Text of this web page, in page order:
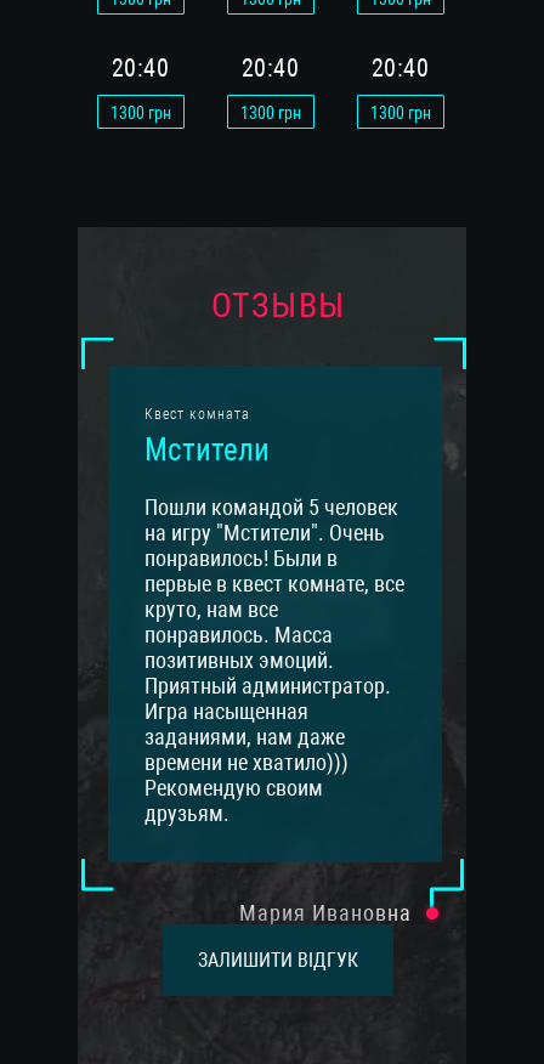
20:40
1300грн
20:40
1300грн
20:40
1300грн
ОТЗЫВЫ
Квест комната
Мстители
Пошли командой 5 человек
на игру "Мстители". Очень
понравилось! Были в
первые в квест комнате, все
круто, нам все
понравилось. Масса
позитивных эмоций.
Приятный администратор.
Игра насыщенная
заданиями, нам даже
времени не хватило)))
Рекомендую своим
друзьям.
Мария Ивановна
ЗАЛИШИТИ ВІДГУК